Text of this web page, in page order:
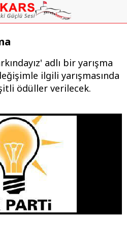
adlı bir yarışma
ilgili yarışmasında
ödüller verilecek.